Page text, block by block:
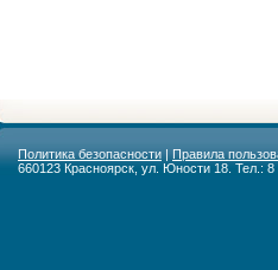
Политика безопасности|Правила
660123 Красноярск, ул. Юности 18. Тел.: